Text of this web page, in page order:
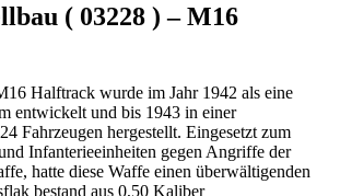
( 03228 ) – M16
Halftrack wurde im Jahr 1942 als eine
entwickelt und bis 1943 in einer
Fahrzeugen hergestellt. Eingesetzt zum
Infanterieeinheiten gegen Angriffe der
hatte diese Waffe einen überwältigenden
bestand aus 0,50 Kaliber